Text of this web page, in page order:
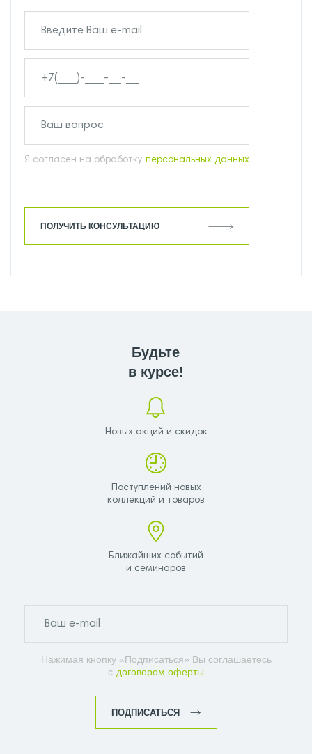
Я согласен на обработку персональных данных
ПОЛУЧИТЬ КОНСУЛЬТАЦИЮ
Будьте
в курсе!
Новых акций и скидок
Поступлений новых
коллекций и товаров
Ближайших событий
и семинаров
Нажимая кнопку «Подписаться» Вы соглашаетесь
с договором оферты
ПОДПИСАТЬСЯ